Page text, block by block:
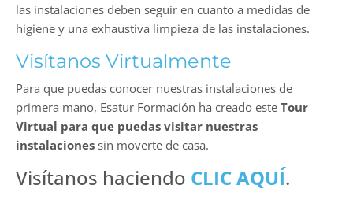
las instalaciones deben seguir en cuanto a medidas de
higiene y una exhaustiva limpieza de las instalaciones.
Visítanos Virtualmente
Para que puedas conocer nuestras instalaciones de
primera mano, Esatur Formación ha creado este Tour
Virtual para que puedas visitar nuestras
instalaciones sin moverte de casa.
Visítanos haciendo CLIC AQUÍ.